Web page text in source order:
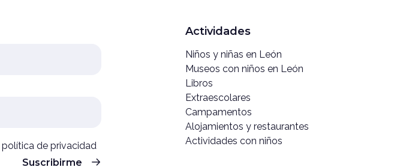
política de privacidad
Suscribirme
Actividades
Niños y niñas en León
Museos con niños en León
Libros
Extraescolares
Campamentos
Alojamientos y restaurantes
Actividades con niños